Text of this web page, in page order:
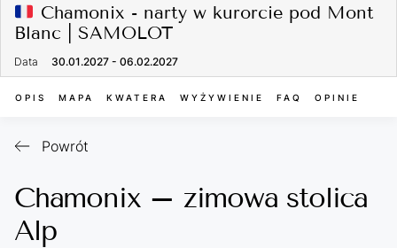
Chamonix - narty w kurorcie pod Mont
Blanc | SAMOLOT
Data 30.01.2027 - 06.02.2027
OPIS MAPA KWATERA WYŻYWIENIE FAQ OPINIE
Powrót
Chamonix – zimowa stolica
Alp